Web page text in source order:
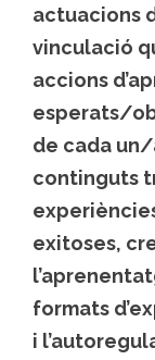
actuacions
vinculació
accions
esperats/
de cada
continguts
exitoses,
formats
i